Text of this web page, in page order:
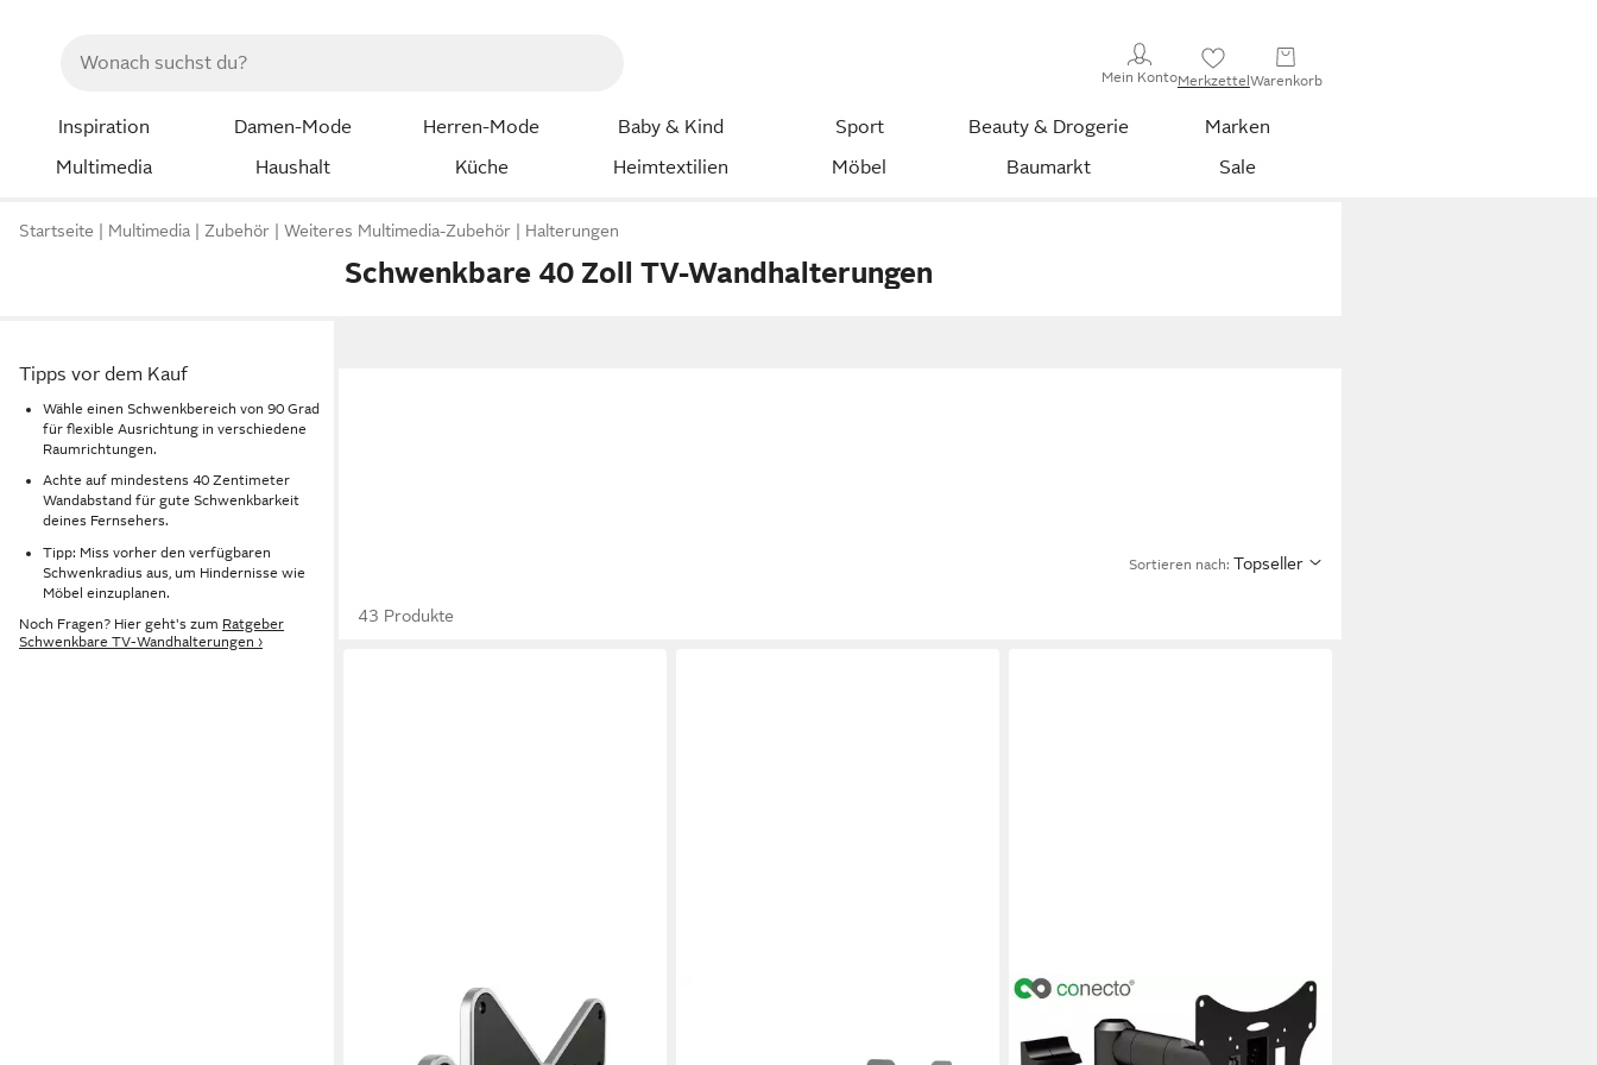
Mein KontoMerkzettelWarenkorb
Inspiration Damen-Mode Herren-Mode Baby & Kind Sport Beauty & Drogerie
Marken
Multimedia
Haushalt Küche Heimtextilien Möbel Baumarkt Sale
Startseite Multimedia Zubehör Weiteres Multimedia-Zubehör Halterungen
Schwenkbare 40 Zoll TV-Wandhalterungen
Tipps vor dem Kauf
Wähle einen Schwenkbereich von 90 Grad
für flexible Ausrichtung in verschiedene
Raumrichtungen.
Achte auf mindestens 40 Zentimeter
Wandabstand für gute Schwenkbarkeit
deines Fernsehers.
Tipp: Miss vorher den verfügbaren
Schwenkradius aus, um Hindernisse wie
Möbel einzuplanen.
Noch Fragen? Hier geht's zum Ratgeber
Schwenkbare TV-Wandhalterungen ›
Sortieren nach: Topseller
43 Produkte
TV-Wandhalterung S1922, (bis 42
Zoll, VESA bis 200x200, 1-tlg.,
CONECTO
TV-Wandhalterung TV Wandhalter
für LCD LED Fernseher & Monitor,